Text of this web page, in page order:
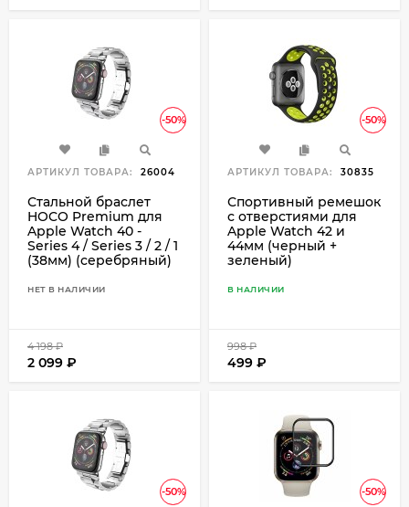
-50%
АРТИКУЛ ТОВАРА: 26004
Стальной браслет
HOCO Premium для
Apple Watch 40 -
Series 4 / Series 3 / 2 / 1
(38мм) (серебряный)
НЕТ В НАЛИЧИИ
4 198₽
2 099 ₽
-50%
АРТИКУЛ ТОВАРА: 30835
Спортивный ремешок
с отверстиями для
Apple Watch 42 и
44мм (черный +
зеленый)
В НАЛИЧИИ
998₽
499 ₽
-50% -50%